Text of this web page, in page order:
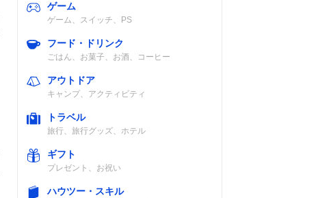
ゲーム
ゲーム、スイッチ、PS
フード・ドリンク
ごはん、お菓子、お酒、コーヒー
アウトドア
キャンプ、アクティビティ
トラベル
旅行、旅行グッズ、ホテル
ギフト
プレゼント、お祝い
ハウツー・スキル